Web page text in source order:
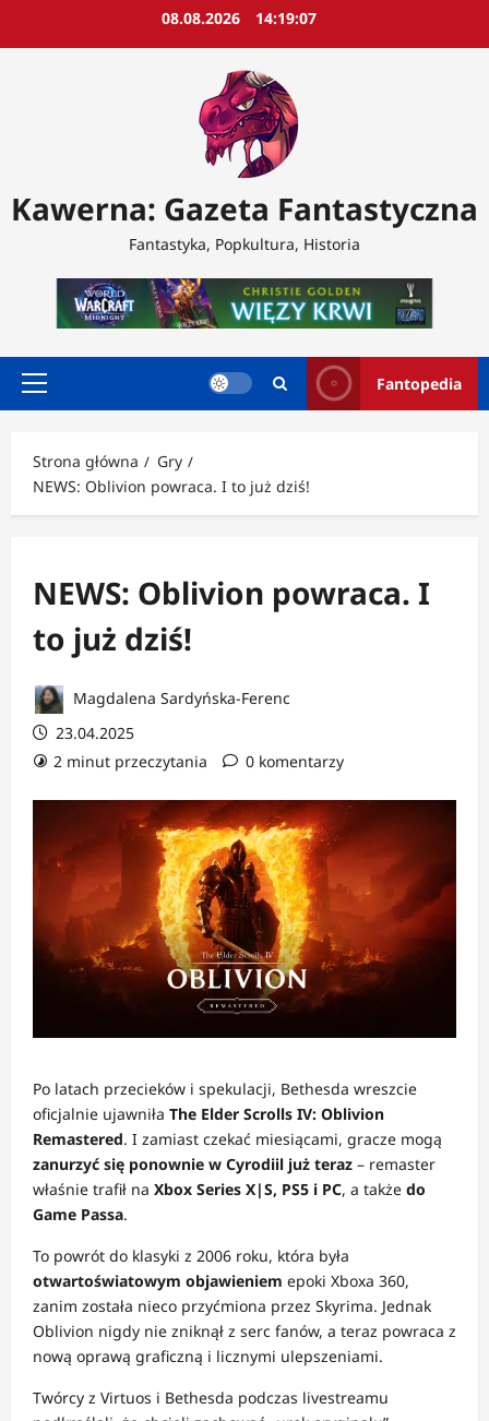
08.08.2026 14:19:09
Kawerna: Gazeta Fantastyczna
Fantastyka, Popkultura, Historia
Menu
Fantopedia
Strona główna
Gry
NEWS: Oblivion powraca. I to już dziś!
NEWS: Oblivion powraca. I
to już dziś!
Magdalena Sardyńska-Ferenc
23.04.2025
2 minut przeczytania
0 komentarzy
Po latach przecieków i spekulacji, Bethesda wreszcie
oficjalnie ujawniła The Elder Scrolls IV: Oblivion
Remastered. I zamiast czekać miesiącami, gracze mogą
zanurzyć się ponownie w Cyrodiil już teraz – remaster
właśnie trafił na Xbox Series X|S, PS5 i PC, a także do
Game Passa.
To powrót do klasyki z 2006 roku, która była
otwartoświatowym objawieniem epoki Xboxa 360,
zanim została nieco przyćmiona przez Skyrima. Jednak
Oblivion nigdy nie zniknął z serc fanów, a teraz powraca z
nową oprawą graficzną i licznymi ulepszeniami.
Twórcy z Virtuos i Bethesda podczas livestreamu